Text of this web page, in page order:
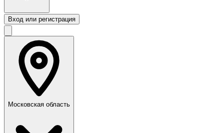
Вход или регистрация
Московская область